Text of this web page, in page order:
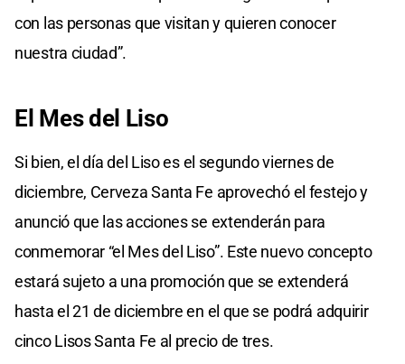
con las personas que visitan y quieren conocer
nuestra ciudad”.
El Mes del Liso
Si bien, el día del Liso es el segundo viernes de
diciembre, Cerveza Santa Fe aprovechó el festejo y
anunció que las acciones se extenderán para
conmemorar “el Mes del Liso”. Este nuevo concepto
estará sujeto a una promoción que se extenderá
hasta el 21 de diciembre en el que se podrá adquirir
cinco Lisos Santa Fe al precio de tres.